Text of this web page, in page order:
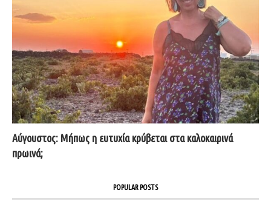
Αύγουστος: Μήπως η ευτυχία κρύβεται στα καλοκαιρινά
πρωινά;
POPULAR POSTS